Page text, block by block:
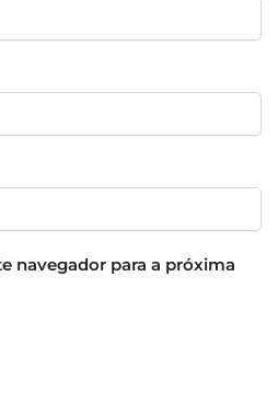
navegador para a próxima